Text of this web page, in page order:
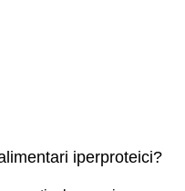
iperproteici?